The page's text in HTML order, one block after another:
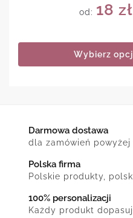
od: 18 zł
Wybierz
Darmowa dostawa
dla zamówień powyżej
Polska firma
Polskie produkty,
100% personalizacji
Każdy produkt